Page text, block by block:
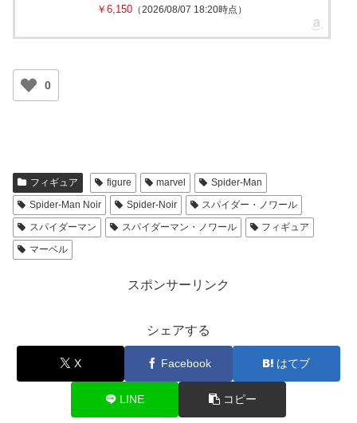
￥6,150 （2026/08/07 18:20時点）
0
フィギュア figure marvel
Spider-Man
Spider-Man Noir
Spider-Noir
スパイダー・ノワール
スパイダーマン
スパイダーマン・ノワール
フィギュア
マーベル
スポンサーリンク
シェアする
X Facebook はてブ
LINE コピー